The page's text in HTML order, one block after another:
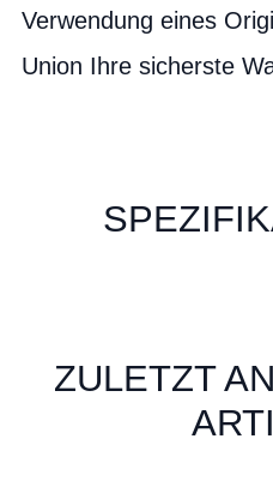
Verwendung eines
Union Ihre sicherste
ZULETZT